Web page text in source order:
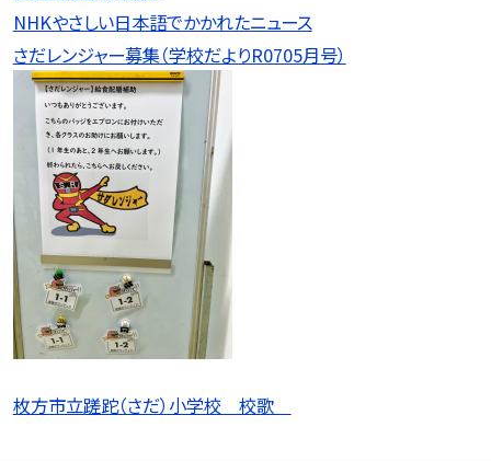
NHKやさしい日本語でかかれたニュース
さだレンジャー募集（学校だよりR0705月号）
枚方市立蹉跎（さだ）小学校 校歌